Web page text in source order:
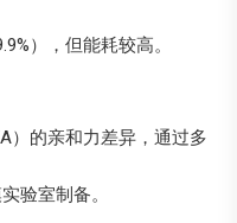
），但能耗较高。
）的亲和力差异，通过多
验室制备。